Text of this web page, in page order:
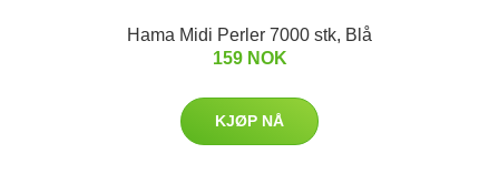
Hama Midi Perler 7000 stk, Blå
159 NOK
KJØP NÅ